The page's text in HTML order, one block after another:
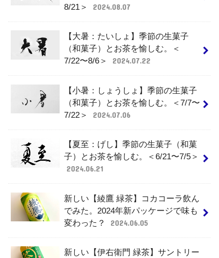
8/21＞
2024.08.07
【大暑：たいしょ】季節の生菓子
（和菓子）とお茶を愉しむ。＜
7/22〜8/6＞
2024.07.22
【小暑：しょうしょ】季節の生菓子
（和菓子）とお茶を愉しむ。＜7/7〜
7/22＞
2024.07.06
【夏至：げし】季節の生菓子（和菓
子）とお茶を愉しむ。＜6/21〜7/5＞
2024.06.21
新しい【綾鷹 緑茶】コカコーラ飲ん
でみた。2024年新パッケージで味も
変わった？
2024.06.05
新しい【伊右衛門 緑茶】サントリー